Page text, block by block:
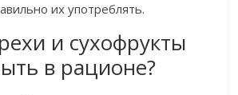
их употреблять.
и сухофрукты
в рационе?